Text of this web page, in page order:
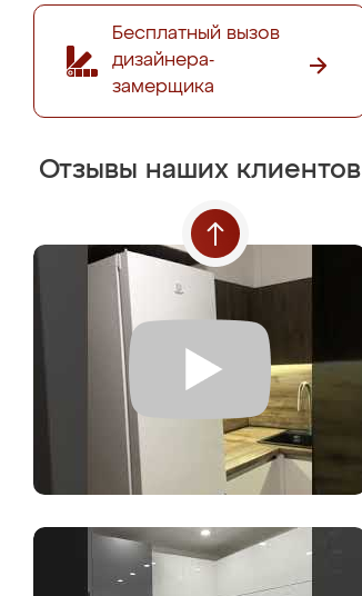
Бесплатный вызов
дизайнера-
замерщика
Отзывы наших клиентов